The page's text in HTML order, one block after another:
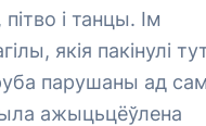
і танцы. Ім
якія пакінулі
парушаны ад
ажыцьцёўлена